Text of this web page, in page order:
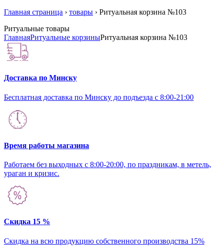
Главная страница › товары › Ритуальная корзина №103
Ритуальные товары
ГлавнаяРитуальные корзиныРитуальная корзина №103
Доставка по Минску
Бесплатная доставка по Минску до подъезда с 8:00-21:00
Время работы магазина
Работаем без выходных с 8:00-20:00, по праздникам, в метель,
ураган и кризис.
Скидка 15 %
Скидка на всю продукцию собственного производства 15%